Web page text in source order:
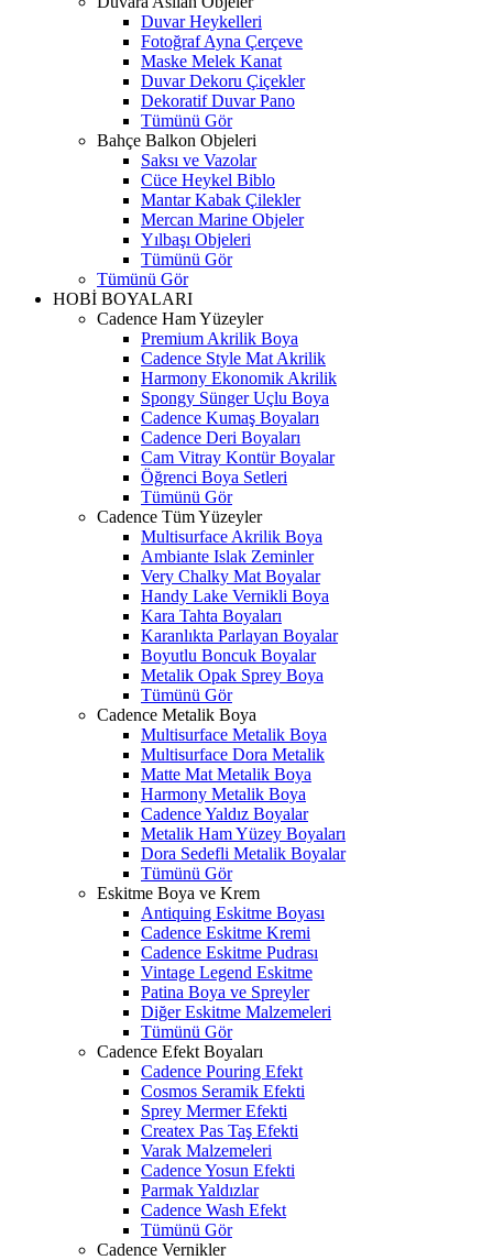
Duvar Heykelleri
Fotoğraf Ayna Çerçeve
Maske Melek Kanat
Duvar Dekoru Çiçekler
Dekoratif Duvar Pano
Tümünü Gör
Bahçe Balkon Objeleri
Saksı ve Vazolar
Cüce Heykel Biblo
Mantar Kabak Çilekler
Mercan Marine Objeler
Yılbaşı Objeleri
Tümünü Gör
Tümünü Gör
HOBİ BOYALARI
Cadence Ham Yüzeyler
Premium Akrilik Boya
Cadence Style Mat Akrilik
Harmony Ekonomik Akrilik
Spongy Sünger Uçlu Boya
Cadence Kumaş Boyaları
Cadence Deri Boyaları
Cam Vitray Kontür Boyalar
Öğrenci Boya Setleri
Tümünü Gör
Cadence Tüm Yüzeyler
Multisurface Akrilik Boya
Ambiante Islak Zeminler
Very Chalky Mat Boyalar
Handy Lake Vernikli Boya
Kara Tahta Boyaları
Karanlıkta Parlayan Boyalar
Boyutlu Boncuk Boyalar
Metalik Opak Sprey Boya
Tümünü Gör
Cadence Metalik Boya
Multisurface Metalik Boya
Multisurface Dora Metalik
Matte Mat Metalik Boya
Harmony Metalik Boya
Cadence Yaldız Boyalar
Metalik Ham Yüzey Boyaları
Dora Sedefli Metalik Boyalar
Tümünü Gör
Eskitme Boya ve Krem
Antiquing Eskitme Boyası
Cadence Eskitme Kremi
Cadence Eskitme Pudrası
Vintage Legend Eskitme
Patina Boya ve Spreyler
Diğer Eskitme Malzemeleri
Tümünü Gör
Cadence Efekt Boyaları
Cadence Pouring Efekt
Cosmos Seramik Efekti
Sprey Mermer Efekti
Createx Pas Taş Efekti
Varak Malzemeleri
Cadence Yosun Efekti
Parmak Yaldızlar
Cadence Wash Efekt
Tümünü Gör
Cadence Vernikler